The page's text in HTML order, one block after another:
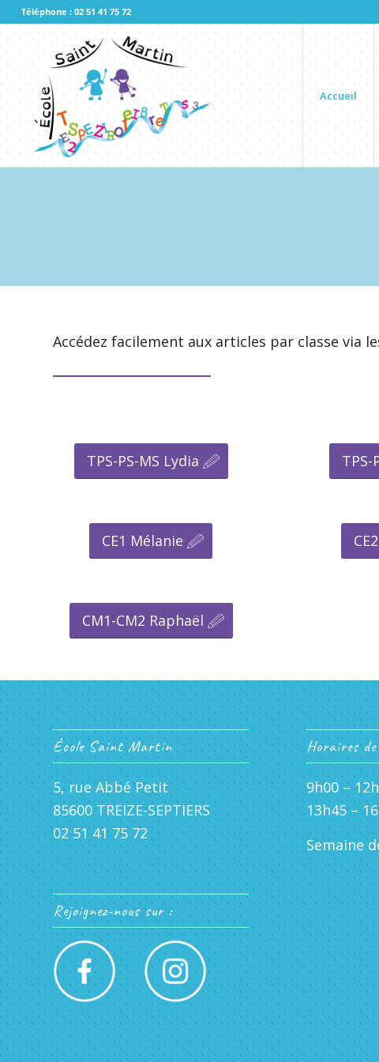
Téléphone : 02 51 41 75 72
Accueil
Accédez facilement aux articles par classe via
TPS-PS-MS Lydia TPS-
CE1 Mélanie
CM1-CM2 Raphaël
École Saint Martin
5, rue Abbé Petit
85600 TREIZE-SEPTIERS
02 51 41 75 72
Rejoignez-nous sur :
Horaires de
9h00 –
13h45 –
Semaine